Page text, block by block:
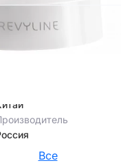
приложении
со скидкой
Все